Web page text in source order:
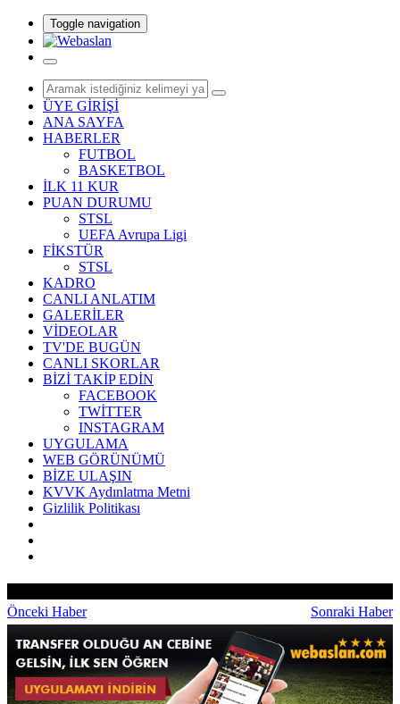
Toggle navigation
ÜYE GİRİŞİ
ANA SAYFA
HABERLER
FUTBOL
BASKETBOL
İLK 11 KUR
PUAN DURUMU
STSL
UEFA Avrupa Ligi
FİKSTÜR
STSL
KADRO
CANLI ANLATIM
GALERİLER
VİDEOLAR
TV'DE BUGÜN
CANLI SKORLAR
BİZİ TAKİP EDİN
FACEBOOK
TWİTTER
INSTAGRAM
UYGULAMA
WEB GÖRÜNÜMÜ
BİZE ULAŞIN
KVVK Aydınlatma Metni
Gizlilik Politikası
Önceki Haber Sonraki Haber